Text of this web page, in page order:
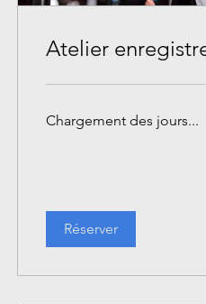
Atelier
Chargement des jours...
Réserver